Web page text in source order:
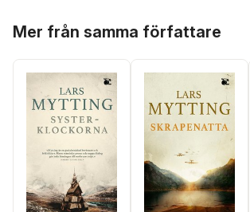
Mer från samma författare